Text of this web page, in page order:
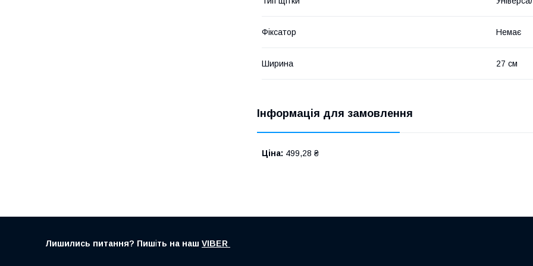
Фіксатор Немає
Ширина 27 см
Інформація для замовлення
Ціна: 499,28 ₴
Лишились питання? Пишіть на наш VIBER